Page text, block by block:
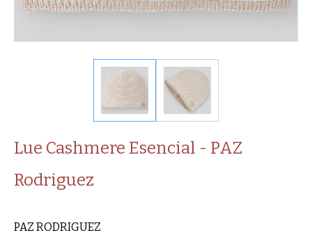
Lue Cashmere Esencial - PAZ
Rodriguez
PAZ RODRIGUEZ